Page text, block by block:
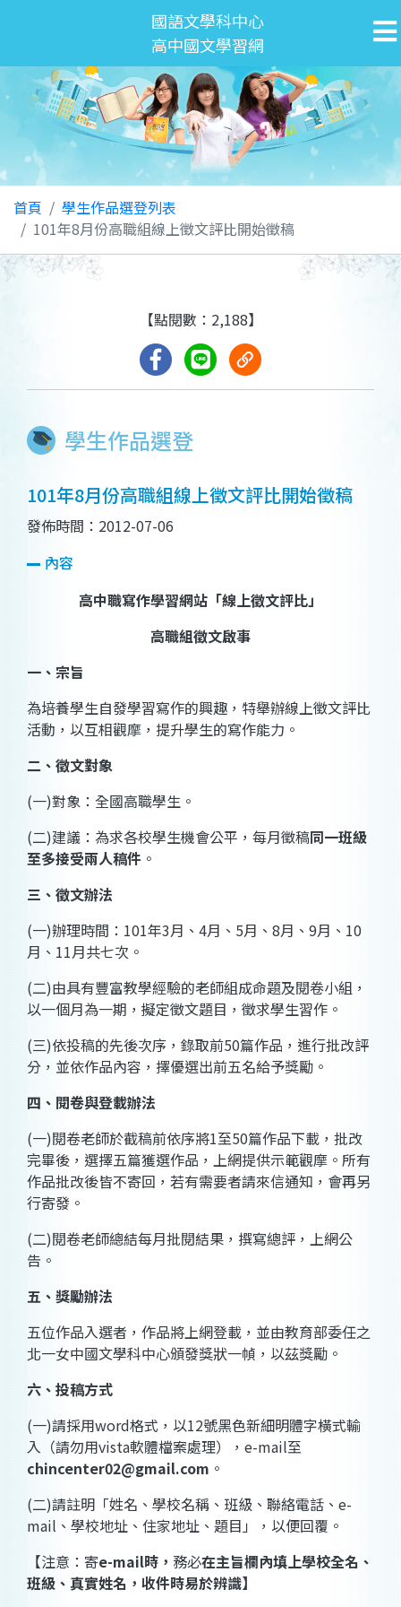
國語文學科中心
高中國文學習網
首頁
學生作品選登列表
101年8月份高職組線上徵文評比開始徵稿
學生作品選登
【點閱數：2,188】
101年8月份高職組線上徵文評比開始徵稿
發佈時間：2012-07-06
內容
高中職寫作學習網站「線上徵文評比」
高職組徵文啟事
一、宗旨
為培養學生自發學習寫作的興趣，特舉辦線上徵文評比
活動，以互相觀摩，提升學生的寫作能力。
二、徵文對象
(一)對象：全國高職學生。
(二)建議：為求各校學生機會公平，每月徵稿同一班級
至多接受兩人稿件 。
三、徵文辦法
(一)辦理時間： 101年3月、 4月、 5月、 8月、 9月、 10
月、 11月共七次。
(二)由具有豐富教學經驗的老師組成命題及閱卷小組，
以一個月為一期，擬定徵文題目，徵求學生習作。
(三)依投稿的先後次序，錄取前50篇作品，進行批改評
分，並依作品內容，擇優選出前五名給予獎勵。
四、閱卷與登載辦法
(一)閱卷老師於截稿前依序將1至50篇作品下載，批改
完畢後，選擇五篇獲選作品，上網提供示範觀摩。所有
作品批改後皆不寄回，若有需要者請來信通知，會再另
行寄發。
(二)閱卷老師總結每月批閱結果，撰寫總評，上網公
告。
五、獎勵辦法
五位作品入選者，作品將上網登載，並由教育部委任之
北一女中國文學科中心頒發獎狀一幀，以茲獎勵。
六、投稿方式
(一)請採用word格式，以12號黑色新細明體字橫式輸
入（請勿用vista軟體檔案處理）， e-mail至
chincenter02@gmail.com 。
(二)請註明「姓名、學校名稱、班級、聯絡電話、 e-
mail 、學校地址、住家地址、題目」，以便回覆。
【注意：寄e-mail時， 務必在主旨欄內填上學校全名、
班級、真實姓名 ，收件時易於辨識】